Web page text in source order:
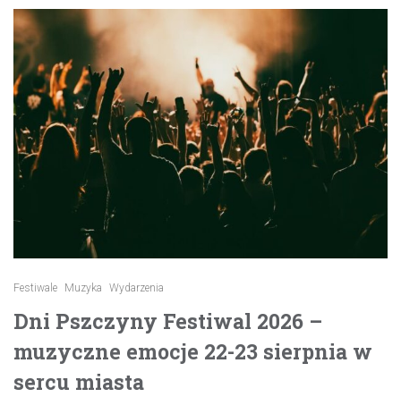
Festiwale Muzyka Wydarzenia
Dni Pszczyny Festiwal 2026 –
muzyczne emocje 22-23 sierpnia w
sercu miasta